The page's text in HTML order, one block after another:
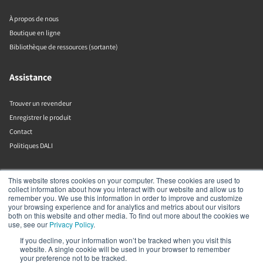
This website stores cookies on your computer. These cookies are used to
collect information about how you interact with our website and allow us to
remember you. We use this information in order to improve and customize
your browsing experience and for analytics and metrics about our visitors
both on this website and other media. To find out more about the cookies we
use, see our Privacy Policy.
If you decline, your information won’t be tracked when you visit this
website. A single cookie will be used in your browser to remember
your preference not to be tracked.
À propos de nous
Boutique en ligne
Bibliothèque de ressources (sortante)
Assistance
Trouver un revendeur
Enregistrer le produit
Contact
Politiques DALI
DALI A/S
Dali Allé 1
Nørager
Nordjylland
9610
Danemark
+45 9672 1155